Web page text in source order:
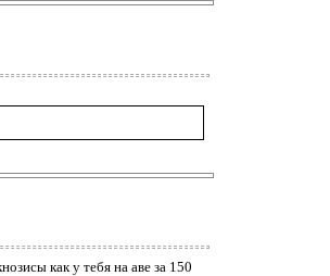
как у тебя на аве за 150